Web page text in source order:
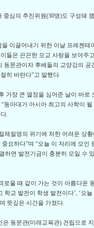
심의 추진위원(30명)도 구성돼
이끌어내기 위한 이날 프레젠테
들은 끈끈한 모교 사랑을 보여주
동문관이자 후배들의 교양강의
히 바란다”고 말했다.
가장 큰 열정을 심어준 날이 바로
동아대가 아시아 최고의 사학이
.
체절명의 위기에 처한 어려운 상
요하다”며 “오늘 이 자리에 모인
하면 발전기금이 충분히 모일 수
울 때 같이 가는 것이 아름다운
학교 발전이 학생 발전이다’, ‘오
뜻깊은 시간을 가졌다.
은 동문관(미래교육관) 건립으로